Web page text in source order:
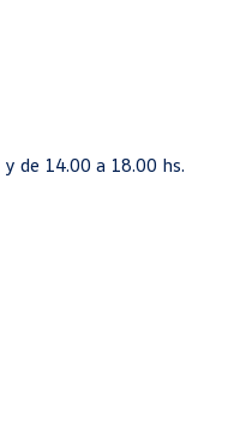
de 14.00 a 18.00 hs.